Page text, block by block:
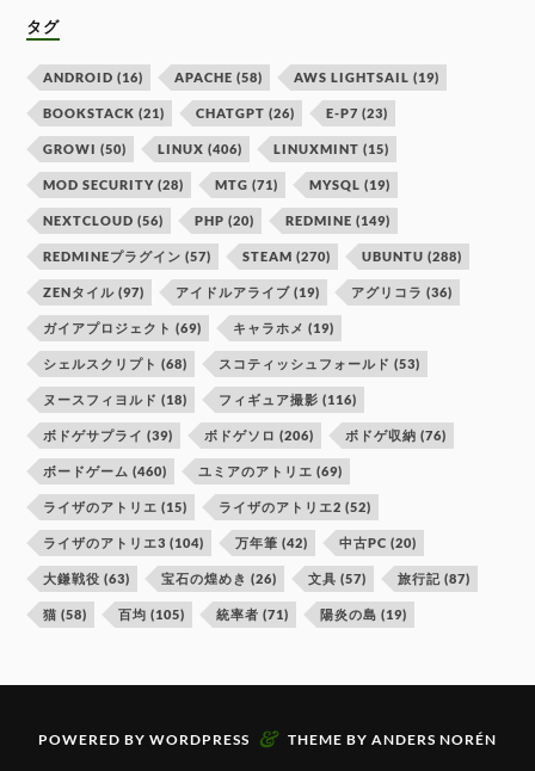
タグ
ANDROID (16) APACHE (58) AWS LIGHTSAIL (19)
BOOKSTACK (21) CHATGPT (26) E-P7 (23)
GROWI (50) LINUX (406) LINUXMINT (15)
MOD SECURITY (28) MTG (71) MYSQL (19)
NEXTCLOUD (56) PHP (20) REDMINE (149)
REDMINEプラグイン (57) STEAM (270) UBUNTU (288)
ZENタイル (97) アイドルアライブ (19) アグリコラ (36)
ガイアプロジェクト (69) キャラホメ (19)
シェルスクリプト (68) スコティッシュフォールド (53)
ヌースフィヨルド (18) フィギュア撮影 (116)
ボドゲサプライ (39) ボドゲソロ (206) ボドゲ収納 (76)
ボードゲーム (460) ユミアのアトリエ (69)
ライザのアトリエ (15) ライザのアトリエ2 (52)
ライザのアトリエ3 (104) 万年筆 (42) 中古PC (20)
大鎌戦役 (63) 宝石の煌めき (26) 文具 (57) 旅行記 (87)
猫 (58) 百均 (105) 統率者 (71) 陽炎の島 (19)
POWERED BY WORDPRESS & THEME BY ANDERS NORÉN